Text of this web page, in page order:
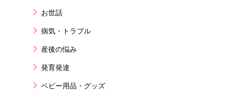
お世話
病気・トラブル
産後の悩み
発育発達
ベビー用品・グッズ